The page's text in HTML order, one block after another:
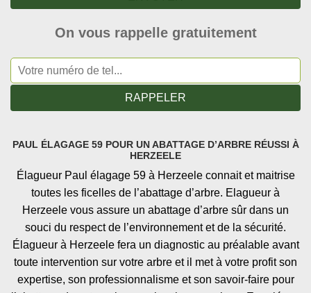
On vous rappelle gratuitement
PAUL ÉLAGAGE 59 POUR UN ABATTAGE D’ARBRE RÉUSSI À
HERZEELE
Élagueur Paul élagage 59 à Herzeele connait et maitrise
toutes les ficelles de l’abattage d’arbre. Elagueur à
Herzeele vous assure un abattage d’arbre sûr dans un
souci du respect de l’environnement et de la sécurité.
Élagueur à Herzeele fera un diagnostic au préalable avant
toute intervention sur votre arbre et il met à votre profit son
expertise, son professionnalisme et son savoir-faire pour